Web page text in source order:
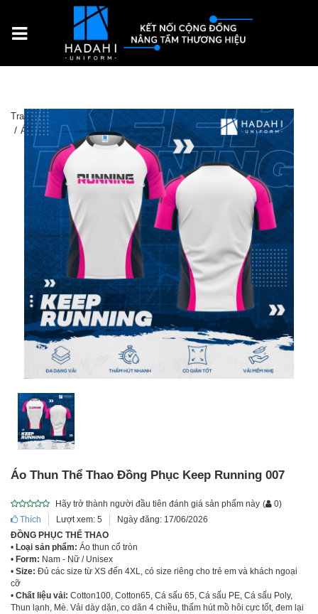
Trang chủ Sản Phẩm
Đồng phục thể thao
Áo Thun Thể Thao Đồng Phục Keep Running 007
Áo Thun Thể Thao Đồng Phục Keep Running 007
Hãy trở thành người đầu tiên đánh giá sản phẩm này ( 0)
Thích
Lượt xem: 5
Ngày đăng: 17/06/2026
ĐỒNG PHỤC THỂ THAO
• Loại sản phẩm: Áo thun cổ tròn
• Form: Nam - Nữ / Unisex
• Size: Đủ các size từ XS đến 4XL, có size riêng cho trẻ em và khách ngoại
cỡ
• Chất liệu vải: Cotton100, Cotton65, Cá sấu 65, Cá sấu PE, Cá sấu Poly,
Thun lạnh, Mè. Vải dày dặn, co dãn 4 chiều, thấm hút mồ hôi cực tốt, đem lại